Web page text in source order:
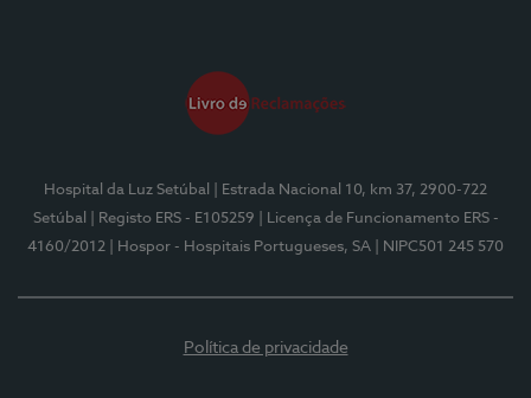
Hospital da Luz Setúbal
| Estrada Nacional 10, km 37, 2900-722
Setúbal
| Registo ERS - E105259
| Licença de Funcionamento ERS -
4160/2012
| Hospor - Hospitais Portugueses, SA | NIPC501 245 570
Política de privacidade